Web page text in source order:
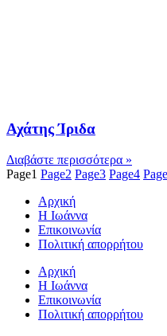
Αχάτης Ίριδα
Διαβάστε περισσότερα »
Page1 Page2 Page3 Page4 Page
Αρχική
Η Ιωάννα
Επικοινωνία
Πολιτική απορρήτου
Αρχική
Η Ιωάννα
Επικοινωνία
Πολιτική απορρήτου